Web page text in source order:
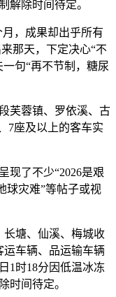
解除时间待定。
，成果却出乎所有
那天，下定决心“不
句“再不节制，糖尿
芙蓉镇、罗依溪、古
7座及以上的客车实
了不少“2026是艰
球灾难”等帖子或视
塘、仙溪、梅城收
运车辆、品运输车辆
1时18分因低温冰冻
时间待定。